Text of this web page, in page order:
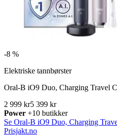
-8 %
Elektriske tannbørster
Oral-B iO9 Duo, Charging Travel
2 999 kr5 399 kr
Power +10 butikker
Se Oral-B iO9 Duo, Charging
Prisjakt.no